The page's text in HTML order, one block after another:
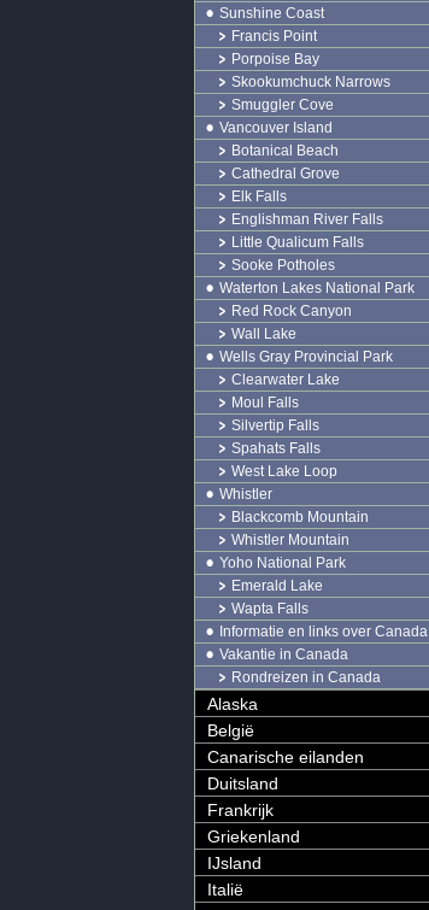
Sunshine Coast
Francis Point
Porpoise Bay
Skookumchuck Narrows
Smuggler Cove
Vancouver Island
Botanical Beach
Cathedral Grove
Elk Falls
Englishman River Falls
Little Qualicum Falls
Sooke Potholes
Waterton Lakes National Park
Red Rock Canyon
Wall Lake
Wells Gray Provincial Park
Clearwater Lake
Moul Falls
Silvertip Falls
Spahats Falls
West Lake Loop
Whistler
Blackcomb Mountain
Whistler Mountain
Yoho National Park
Emerald Lake
Wapta Falls
Informatie en links over Canada
Vakantie in Canada
Rondreizen in Canada
Alaska
België
Canarische eilanden
Duitsland
Frankrijk
Griekenland
IJsland
Italië